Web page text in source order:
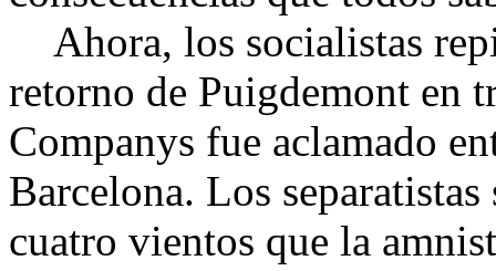
Ahora, los socialistas
retorno de Puigdemont en
Companys fue aclamado
Barcelona. Los
cuatro vientos que la